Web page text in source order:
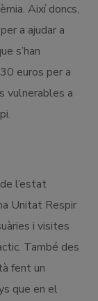
Així doncs,
a ajudar a
s’han
euros per a
vulnerables a
l’estat
Unitat Respir
i visites
També des
fent un
que en el